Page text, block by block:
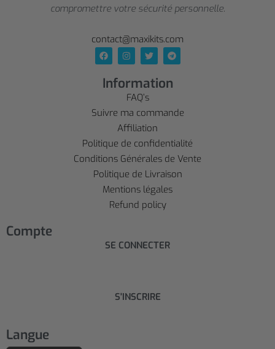
compromettre votre sécurité personnelle.
contact@maxikits.com
Information
FAQ’s
Suivre ma commande
Affiliation
Politique de confidentialité
Conditions Générales de Vente
Politique de Livraison
Mentions légales
Refund policy
Compte
SE CONNECTER
S'INSCRIRE
Langue